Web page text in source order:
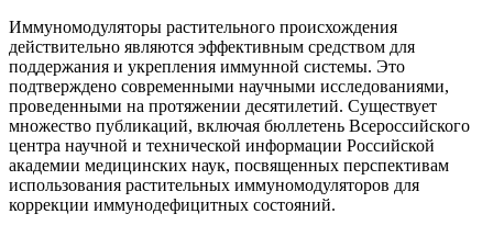
Иммуномодуляторы растительного происхождения
действительно являются эффективным средством для
поддержания и укрепления иммунной системы. Это
подтверждено современными научными исследованиями,
проведенными на протяжении десятилетий. Существует
множество публикаций, включая бюллетень Всероссийского
центра научной и технической информации Российской
академии медицинских наук, посвященных перспективам
использования растительных иммуномодуляторов для
коррекции иммунодефицитных состояний.